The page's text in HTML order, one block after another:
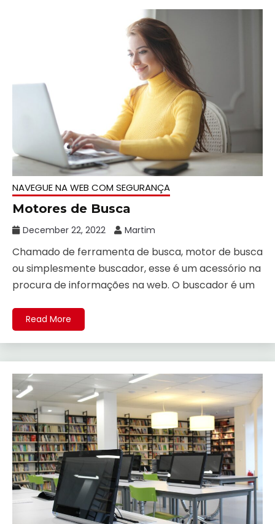
NAVEGUE NA WEB COM SEGURANÇA
Motores de Busca
December 22, 2022 Martim
Chamado de ferramenta de busca, motor de busca
ou simplesmente buscador, esse é um acessório na
procura de informações na web. O buscador é um
Read More